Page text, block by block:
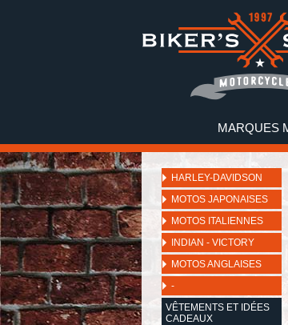
MARQUES
HARLEY-DAVIDSON
MOTOS JAPONAISES
MOTOS ITALIENNES
INDIAN - VICTORY
MOTOS ANGLAISES
-
VÊTEMENTS ET IDÉES
CADEAUX